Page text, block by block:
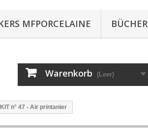
MFPORCELAINE BÜCHER
Warenkorb (Leer)
KIT n° 47 - Air printanier